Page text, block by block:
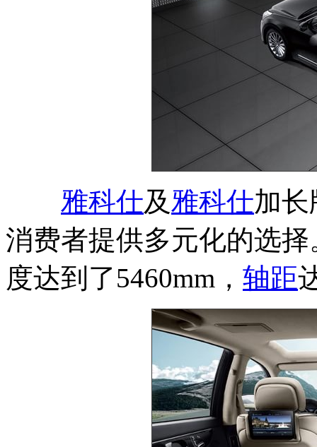
雅科仕及 雅科仕加
消费者提供多元化的选择
度达到了5460mm， 轴距